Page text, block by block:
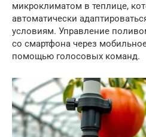
микроклиматом в теплице,
автоматически
условиям. Управление
со смартфона через
помощью голосовых команд.